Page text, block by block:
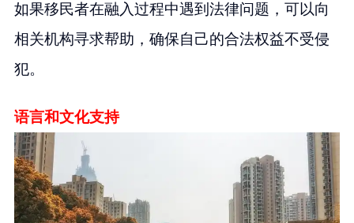
如果移民者在融入过程中遇到法律问题，可以向
相关机构寻求帮助，确保自己的合法权益不受侵
犯。
语言和文化支持